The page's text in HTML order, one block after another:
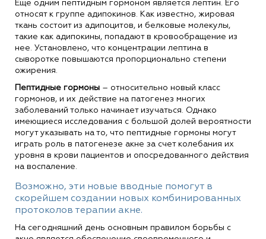
Еще одним пептидным гормоном является лептин. Его
относят к группе адипокинов. Как известно, жировая
ткань состоит из адипоцитов, и белковые молекулы,
такие как адипокины, попадают в кровообращение из
нее. Установлено, что концентрации лептина в
сыворотке повышаются пропорционально степени
ожирения.
Пептидные гормоны – относительно новый класс
гормонов, и их действие на патогенез многих
заболеваний только начинает изучаться. Однако
имеющиеся исследования с большой долей вероятности
могут указывать на то, что пептидные гормоны могут
играть роль в патогенезе акне за счет колебания их
уровня в крови пациентов и опосредованного действия
на воспаление.
Возможно, эти новые вводные помогут в
скорейшем создании новых комбинированных
протоколов терапии акне.
На сегодняшний день основным правилом борьбы с